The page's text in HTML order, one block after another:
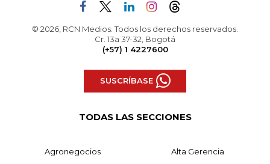
© 2026, RCN Medios. Todos los derechos reservados.
Cr. 13a 37-32, Bogotá
(+57) 1 4227600
SUSCRÍBASE
TODAS LAS SECCIONES
Agronegocios Alta Gerencia